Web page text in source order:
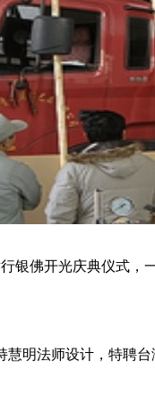
银佛开光庆典仪式，
慧明法师设计，特聘